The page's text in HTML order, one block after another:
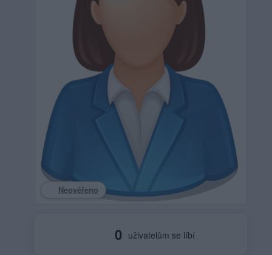
Neověřeno
0 uživatelům se líbí